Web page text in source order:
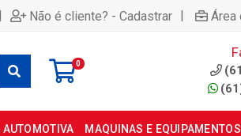
| Não é cliente? - Cadastrar | Área
0
AUTOMOTIVA MAQUINAS E EQUIPAMENTOS